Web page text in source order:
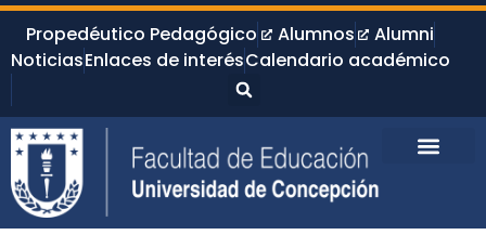
Propedéutico Pedagógico Alumnos
Alumni
NoticiasEnlaces de interésCalendario académico